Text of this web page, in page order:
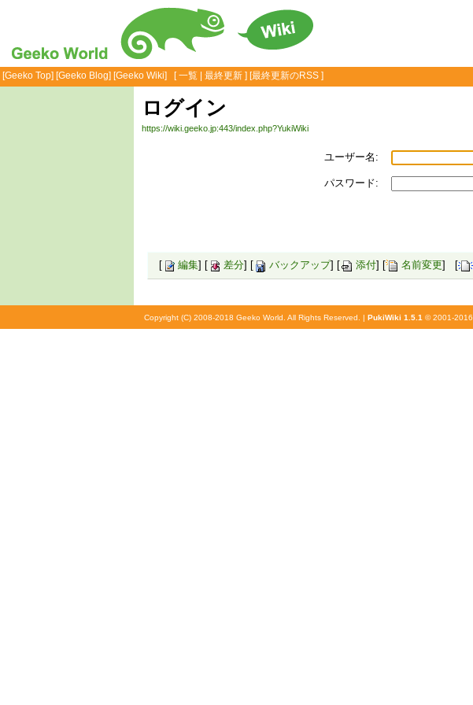
[Geeko Top] [Geeko Blog] [Geeko Wiki] [一覧 最終更新 ] [最終更新のRSS ]
ログイン
https://wiki.geeko.jp:443/index.php?YukiWiki
ユーザー名:
パスワード:
[ 編集] [ 差分] [ バックアップ] [ 添付] [ 名前変更] [
Copyright (C) 2008-2018 Geeko World. All Rights Reserved. | PukiWiki 1.5.1 © 2001-2016